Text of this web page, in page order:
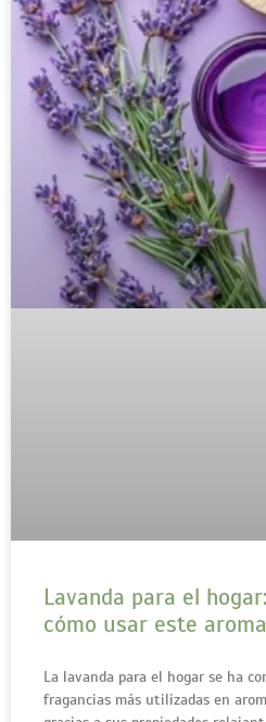
Lavanda para el
cómo usar este
La lavanda para el hogar se ha
fragancias más utilizadas en